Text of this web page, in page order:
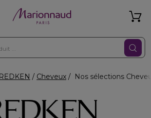
REDKEN Cheveux Nos sélections